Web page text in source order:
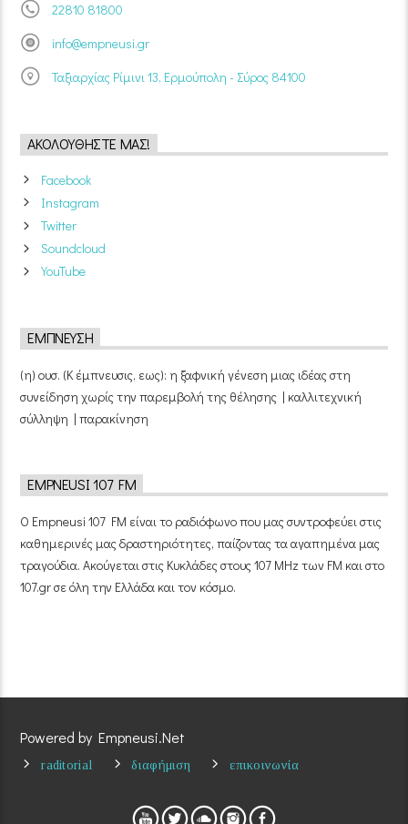
22810 81800
info@empneusi.gr
Ταξιαρχίας Ρίμινι 13, Ερμούπολη - Σύρος 84100
ΑΚΟΛΟΥΘΉΣΤΕ ΜΑΣ!
Facebook
Instagram
Twitter
Soundcloud
YouTube
ΈΜΠΝΕΥΣΗ
(η) ουσ. (Κ έμπνευσις, εως): η ξαφνική γένεση μιας ιδέας στη
συνείδηση χωρίς την παρεμβολή της θέλησης | καλλιτεχνική
σύλληψη | παρακίνηση
EMPNEUSI 107 FM
Ο Empneusi 107 FM είναι το ραδιόφωνο που μας συντροφεύει στις
καθημερινές μας δραστηριότητες, παίζοντας τα αγαπημένα μας
τραγούδια. Ακούγεται στις Κυκλάδες στους 107 MHz των FM και στο
107.gr σε όλη την Ελλάδα και τον κόσμο.
Powered by Empneusi.Net
raditorial διαφήμιση επικοινωνία